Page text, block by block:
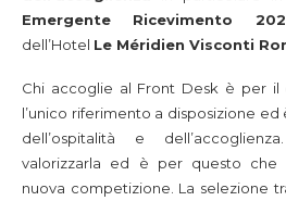
Emergente Ricevimento
dell’Hotel Le Méridien Visconti
Chi accoglie al Front Desk è per il
l’unico riferimento a disposizione
dell’ospitalità e
valorizzarla ed è per questo che
nuova competizione. La selezione